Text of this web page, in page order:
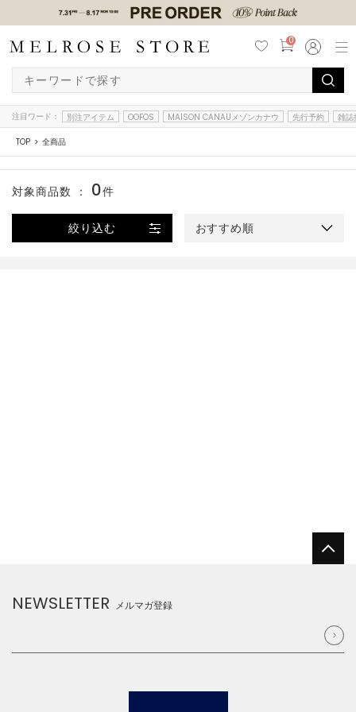
0
注目ワード： 別注アイテム OOFOS MAISON CANAUメゾンカナウ 先行予約 雑誌
TOP 全商品
絞り込む おすすめ順
対象商品数 ： 0件
NEWSLETTER メルマガ登録